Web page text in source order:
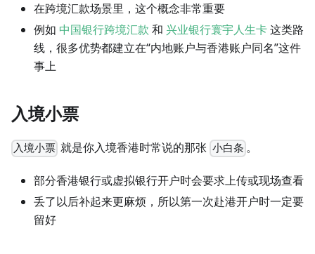
在跨境汇款场景里，这个概念非常重要
例如 中国银行跨境汇款 和 兴业银行寰宇人生卡这类路
线，很多优势都建立在“内地账户与香港账户同名”这件
事上
入境小票
入境小票 就是你入境香港时常说的那张 小白条 。
部分香港银行或虚拟银行开户时会要求上传或现场查看
丢了以后补起来更麻烦，所以第一次赴港开户时一定要
留好